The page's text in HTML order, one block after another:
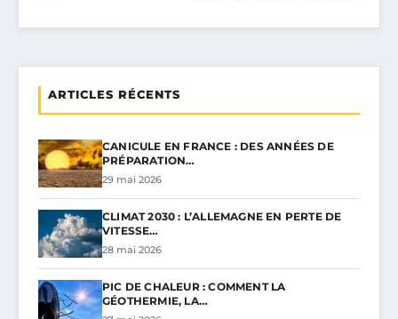
ARTICLES RÉCENTS
CANICULE EN FRANCE : DES ANNÉES DE
PRÉPARATION…
29 mai 2026
CLIMAT 2030 : L’ALLEMAGNE EN PERTE DE
VITESSE…
28 mai 2026
PIC DE CHALEUR : COMMENT LA
GÉOTHERMIE, LA…